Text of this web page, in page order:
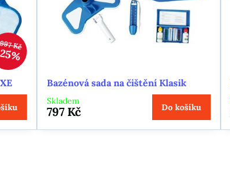
Kč
Bazénová sada na čištění Klasik
Skladem
797 Kč Do košíku